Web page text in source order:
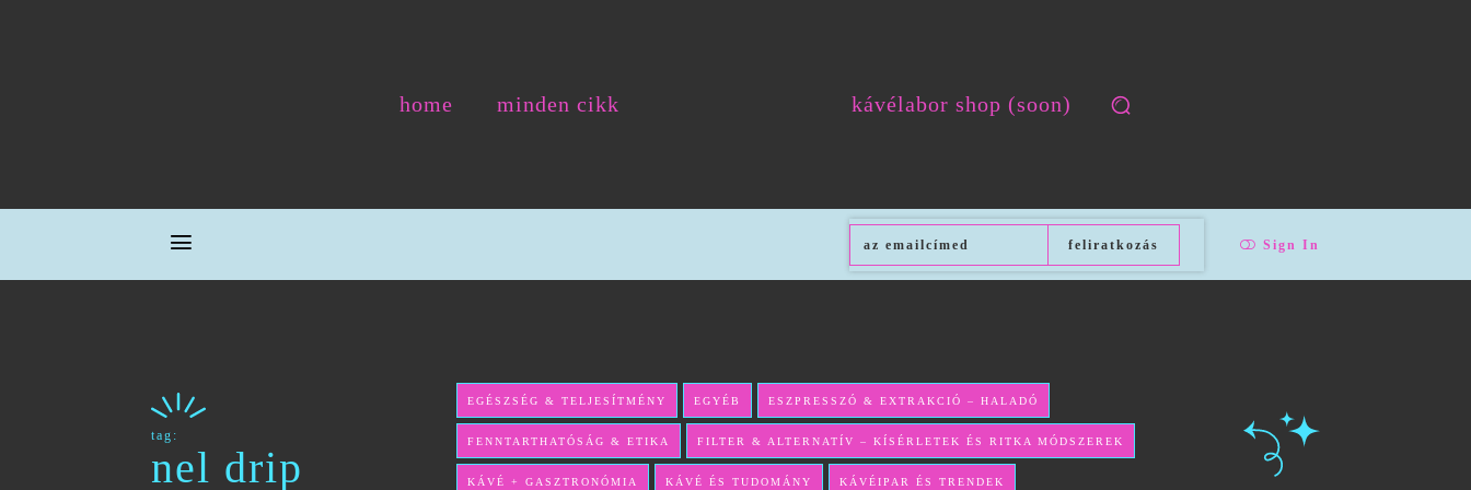
home minden cikk kávélabor shop (soon)
feliratkozás Sign In
tag:
nel drip
EGÉSZSÉG & TELJESÍTMÉNY EGYÉB ESZPRESSZÓ & EXTRAKCIÓ – HALADÓ
FENNTARTHATÓSÁG & ETIKA FILTER & ALTERNATÍV – KÍSÉRLETEK ÉS RITKA MÓDSZEREK
KÁVÉ + GASZTRONÓMIA KÁVÉ ÉS TUDOMÁNY KÁVÉIPAR ÉS TRENDEK